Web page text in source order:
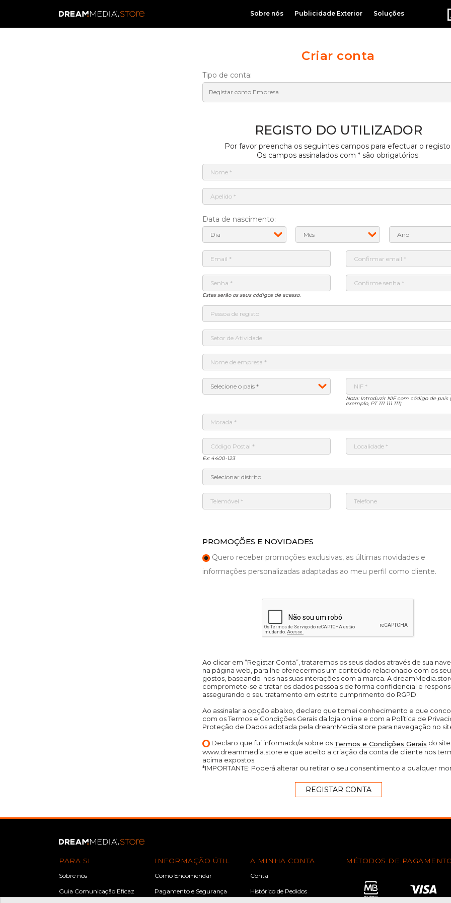
Sobre nós Publicidade Exterior Soluções
Criar conta
Tipo de conta:
REGISTO DO UTILIZADOR
Por favor preencha os seguintes campos para efectuar o
Os campos assinalados com * são obrigatórios.
Data de nascimento:
Estes serão os seus códigos de acesso.
Nota: Introduzir NIF com código de país
exemplo, PT 111 111 111)
Ex: 4400-123
PROMOÇÕES E NOVIDADES
Quero receber promoções exclusivas, as últimas novidades e
informações personalizadas adaptadas ao meu perfil como cliente.
Ao clicar em “Registar Conta”, trataremos os seus dados através de sua
na página web, para lhe oferecermos um conteúdo relacionado com os
gostos, baseando-nos nas suas interações com a marca. A
compromete-se a tratar os dados pessoais de forma confidencial e
assegurando o seu tratamento em estrito cumprimento do RGPD.
Ao assinalar a opção abaixo, declaro que tomei conhecimento e que
com os Termos e Condições Gerais da loja online e com a Política de
Proteção de Dados adotada pela dreamMedia.store para navegação no
Declaro que fui informado/a sobre os Termos e Condições Gerais do site
www.dreammedia.store e que aceito a criação da conta de cliente nos
acima expostos.
*IMPORTANTE: Poderá alterar ou retirar o seu consentimento a qualquer
PARA SI
Sobre nós
Guia Comunicação Eficaz
INFORMAÇÃO ÚTIL
Como Encomendar
Pagamento e Segurança
A MINHA CONTA
Conta
Histórico de Pedidos
MÉTODOS DE